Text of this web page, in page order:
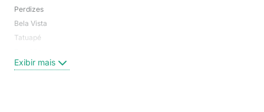
Perdizes
Bela Vista
Tatuapé
Centro
Exibir mais